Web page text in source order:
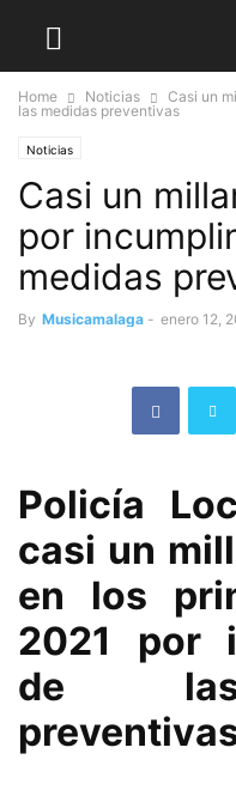
Home Noticias
Casi un
las medidas preventivas
Noticias
Casi un
por
medidas
By Musicamalaga - enero 12,
Policía
casi un
en los
2021 por
de las